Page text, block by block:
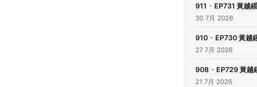
911 - EP731 黃越
30 7月 2026
910 - EP730 黃越
27 7月 2026
908 - EP729 黃越
21 7月 2026